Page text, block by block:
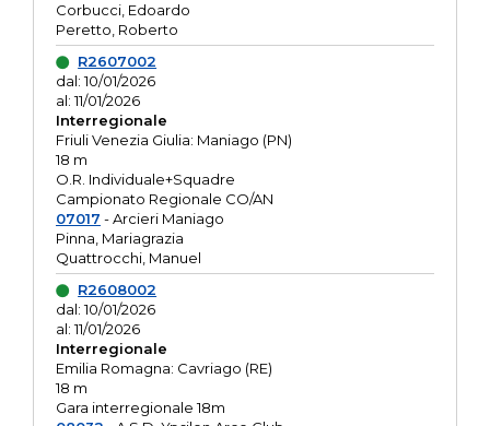
Corbucci, Edoardo
Peretto, Roberto
R2607002
dal: 10/01/2026
al: 11/01/2026
Interregionale
Friuli Venezia Giulia: Maniago (PN)
18 m
O.R. Individuale+Squadre
Campionato Regionale CO/AN
07017 - Arcieri Maniago
Pinna, Mariagrazia
Quattrocchi, Manuel
R2608002
dal: 10/01/2026
al: 11/01/2026
Interregionale
Emilia Romagna: Cavriago (RE)
18 m
Gara interregionale 18m